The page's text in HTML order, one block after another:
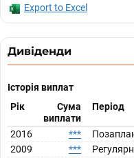
Export to Excel
Дивіденди
Історія виплат
Рік
Сума
виплати
Період
2016
***
2009
***